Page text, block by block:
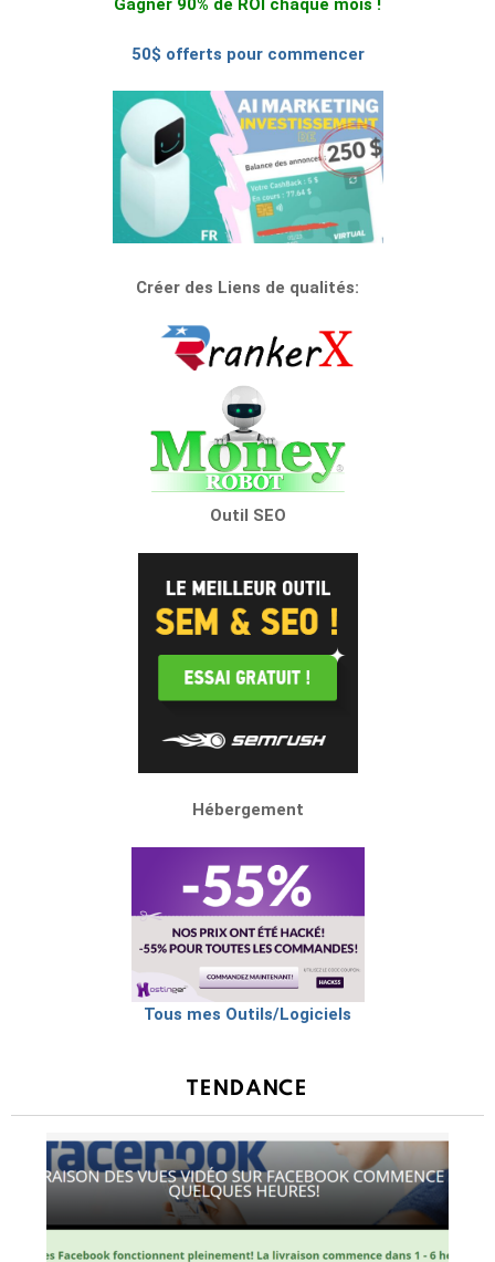
Gagner 90% de ROI chaque mois !
50$ offerts pour commencer
Créer des Liens de qualités:
Outil SEO
Hébergement
Tous mes Outils/Logiciels
TENDANCE